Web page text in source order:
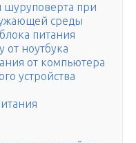
шуруповерта при
среды
питания
от ноутбука
от компьютера
устройства